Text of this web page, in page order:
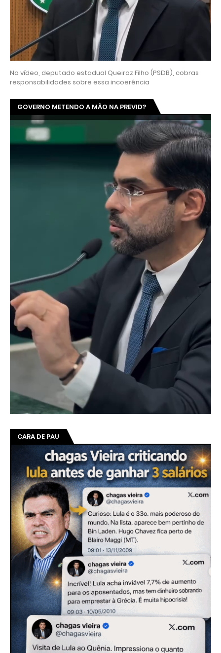
No vídeo, deputado estadual Queiroz Filho (PSDB), cobras
responsabilidades sobre essa incoerência
GOVERNO METENDO A MÃO NA PREVID?
CARA DE PAU